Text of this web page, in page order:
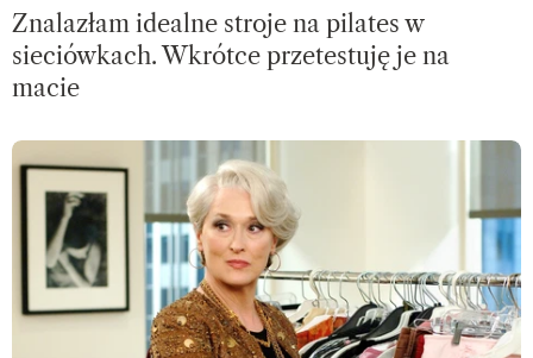
Znalazłam idealne stroje na pilates w
sieciówkach. Wkrótce przetestuję je na
macie